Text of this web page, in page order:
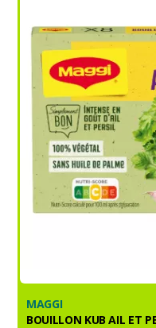
MAGGI
BOUILLON KUB AIL ET